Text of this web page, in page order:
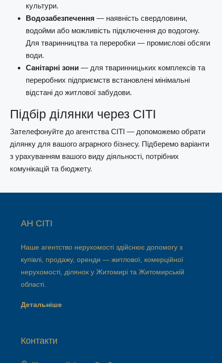
культури.
Водозабезпечення — наявність свердловини,
водойми або можливість підключення до водогону.
Для тваринництва та переробки — промислові обсяги
води.
Санітарні зони — для тваринницьких комплексів та
переробних підприємств встановлені мінімальні
відстані до житлової забудови.
Підбір ділянки через СІТІ
Зателефонуйте до агентства СІТІ — допоможемо обрати
ділянку для вашого аграрного бізнесу. Підберемо варіанти
з урахуванням вашого виду діяльності, потрібних
комунікацій та бюджету.
АН СІТІ
Наше агентство нерухомості здійснює допомогу з
купівлі, продажу, оренди — житлової, комерційної
нерухомості, ділянок у Житомирі та Житомирській
області.
Детальніше
Контакти